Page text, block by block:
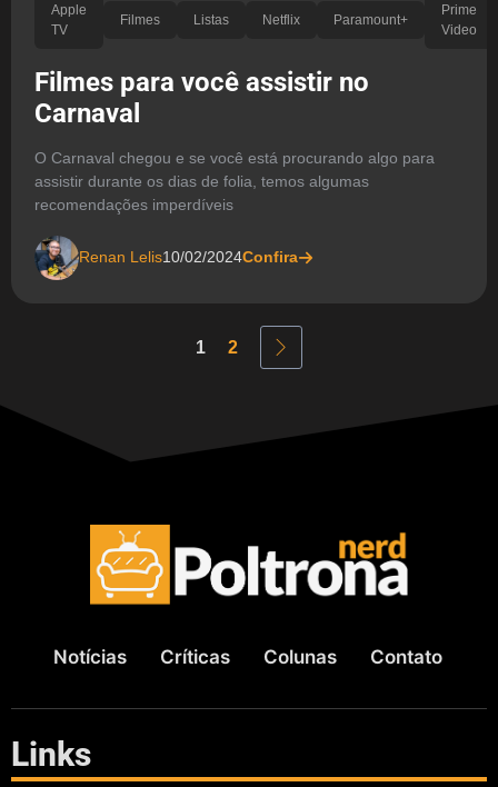
Apple
TV
Filmes Listas Netflix Paramount+
Prime
Video
Filmes para você assistir no
Carnaval
O Carnaval chegou e se você está procurando algo para
assistir durante os dias de folia, temos algumas
recomendações imperdíveis
Renan Lelis10/02/2024Confira
1 2
Notícias Críticas Colunas Contato
Links